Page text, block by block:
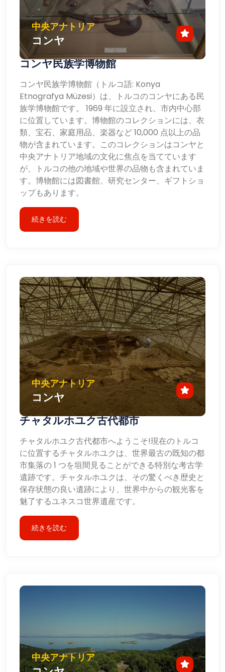
中央アナトリア
コンヤ
コンヤ民族学博物館
コンヤ民族学博物館（トルコ語: Konya
Etnografya Müzesi）は、トルコのコンヤにある民
族学博物館です。 1969 年に設立され、市内中心部
に位置しています。博物館のコレクションには、衣
類、宝石、家庭用品、楽器など 10,000 点以上の品
物が含まれています。このコレクションはコンヤと
中央アナトリア地域の文化に焦点を当てています
が、トルコの他の地域や世界の品物も含まれていま
す。博物館には図書館、研究センター、ギフトショ
ップもあります。
続きを読む
中央アナトリア
コンヤ
チャタルホユク古代都市
チャタルホユク古代都市へようこそ!現在のトルコ
に位置するチャタルホユクは、世界最古の既知の都
市集落の 1 つを垣間見ることができる特別な考古学
遺跡です。チャタルホユクは、その驚くべき歴史と
保存状態の良い遺跡により、世界中からの観光客を
魅了するユネスコ世界遺産です。
続きを読む
中央アナトリア